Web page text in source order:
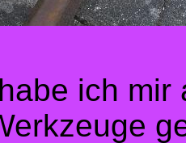
ich